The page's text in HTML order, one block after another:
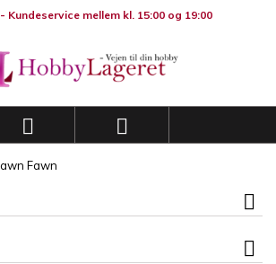
Kundeservice mellem kl. 15:00 og 19:00
 
Fawn
Opret en ny liste
((cancelText)) ((modalDeleteText))
på for at gemme produkter på din